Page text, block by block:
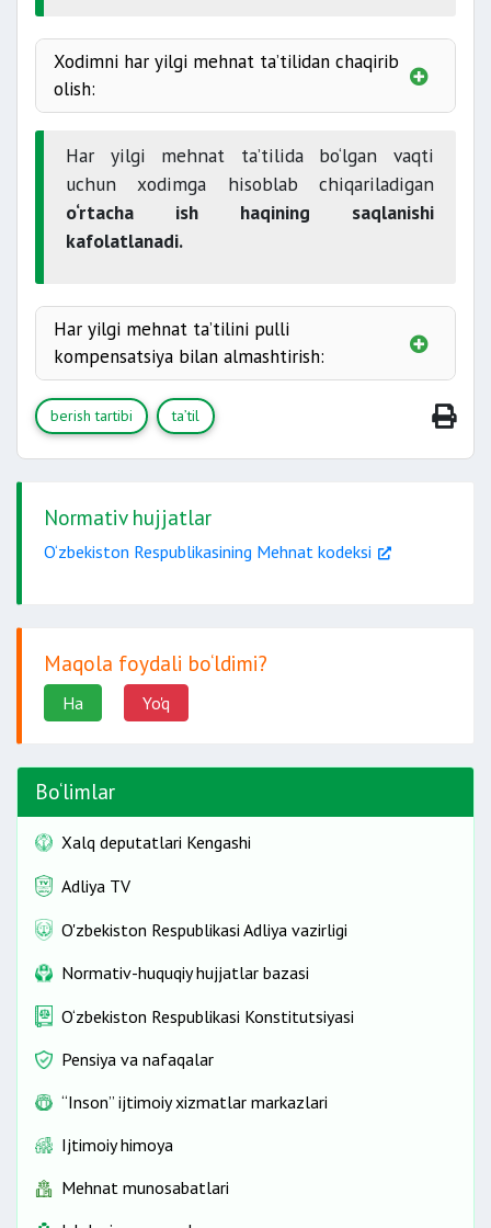
jamoa kelishuvlarida
ayollarga
bolani 16 yoshga
18 yoshdan kichik bo‘lgan shaxslarga;
I va II guruh nogironligi bo‘lgan xodimlarga
xodimlarga
Xodimni har yilgi mehnat ta’tilidan chaqirib
olish:
xodimning
roziligi bilan yo‘l qo‘yiladi
18 yoshga
yo‘l
Har yilgi mehnat ta’tilida bo‘lgan vaqti
uchun xodimga hisoblab chiqariladigan
o‘rtacha ish haqining saqlanishi
kafolatlanadi.
Har yilgi mehnat ta’tilini pulli
kompensatsiya bilan almashtirish:
berish tartibi ta’til
Normativ hujjatlar
O‘zbekiston Respublikasining Mehnat kodeksi
Maqola foydali bo‘ldimi?
Ha Yo'q
Bo‘limlar
Xalq deputatlari Kengashi
Adliya TV
O'zbekiston Respublikasi Adliya vazirligi
Normativ-huquqiy hujjatlar bazasi
O‘zbekiston Respublikasi Konstitutsiyasi
Pensiya va nafaqalar
“Inson” ijtimoiy xizmatlar markazlari
Ijtimoiy himoya
Mehnat munosabatlari